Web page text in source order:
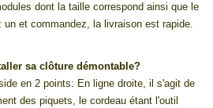
dont la taille correspond ainsi que le
et commandez, la livraison est rapide.
sa clôture démontable?
en 2 points: En ligne droite, il s'agit de
des piquets, le cordeau étant l'outil